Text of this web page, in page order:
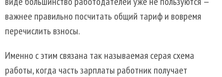
важнее правильно посчитать общий тариф и вовремя
перечислить взносы.
Именно с этим связана так называемая серая схема
работы, когда часть зарплаты работник получает